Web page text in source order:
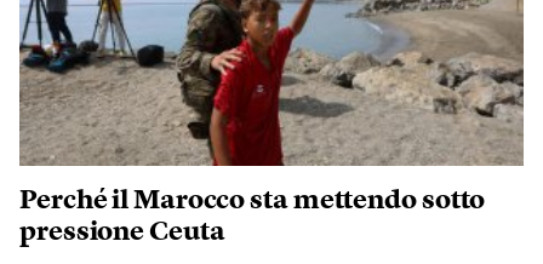
Perché il Marocco sta mettendo sotto
pressione Ceuta